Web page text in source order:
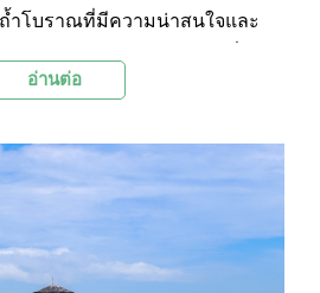
ำโบราณที่มีความน่าสนใจและ
อ่านต่อ